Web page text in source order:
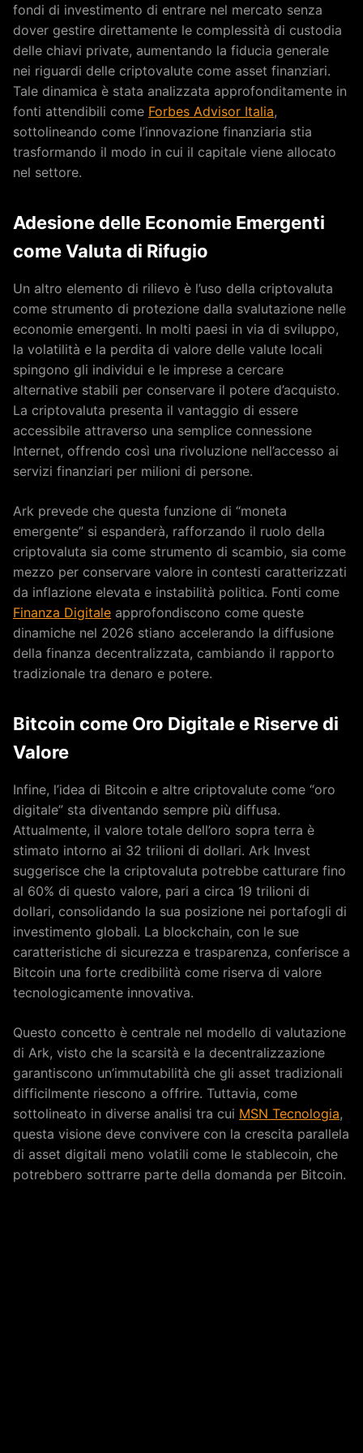
fondi di investimento di entrare nel mercato senza
dover gestire direttamente le complessità di custodia
delle chiavi private, aumentando la fiducia generale
nei riguardi delle criptovalute come asset finanziari.
Tale dinamica è stata analizzata approfonditamente in
fonti attendibili come Forbes Advisor Italia,
sottolineando come l’innovazione finanziaria stia
trasformando il modo in cui il capitale viene allocato
nel settore.
Adesione delle Economie Emergenti
come Valuta di Rifugio
Un altro elemento di rilievo è l’uso della criptovaluta
come strumento di protezione dalla svalutazione nelle
economie emergenti. In molti paesi in via di sviluppo,
la volatilità e la perdita di valore delle valute locali
spingono gli individui e le imprese a cercare
alternative stabili per conservare il potere d’acquisto.
La criptovaluta presenta il vantaggio di essere
accessibile attraverso una semplice connessione
Internet, offrendo così una rivoluzione nell’accesso ai
servizi finanziari per milioni di persone.
Ark prevede che questa funzione di “moneta
emergente” si espanderà, rafforzando il ruolo della
criptovaluta sia come strumento di scambio, sia come
mezzo per conservare valore in contesti caratterizzati
da inflazione elevata e instabilità politica. Fonti come
Finanza Digitale approfondiscono come queste
dinamiche nel 2026 stiano accelerando la diffusione
della finanza decentralizzata, cambiando il rapporto
tradizionale tra denaro e potere.
Bitcoin come Oro Digitale e Riserve di
Valore
Infine, l’idea di Bitcoin e altre criptovalute come “oro
digitale” sta diventando sempre più diffusa.
Attualmente, il valore totale dell’oro sopra terra è
stimato intorno ai 32 trilioni di dollari. Ark Invest
suggerisce che la criptovaluta potrebbe catturare fino
al 60% di questo valore, pari a circa 19 trilioni di
dollari, consolidando la sua posizione nei portafogli di
investimento globali. La blockchain, con le sue
caratteristiche di sicurezza e trasparenza, conferisce a
Bitcoin una forte credibilità come riserva di valore
tecnologicamente innovativa.
Questo concetto è centrale nel modello di valutazione
di Ark, visto che la scarsità e la decentralizzazione
garantiscono un’immutabilità che gli asset tradizionali
difficilmente riescono a offrire. Tuttavia, come
sottolineato in diverse analisi tra cui MSN Tecnologia,
questa visione deve convivere con la crescita parallela
di asset digitali meno volatili come le stablecoin, che
potrebbero sottrarre parte della domanda per Bitcoin.